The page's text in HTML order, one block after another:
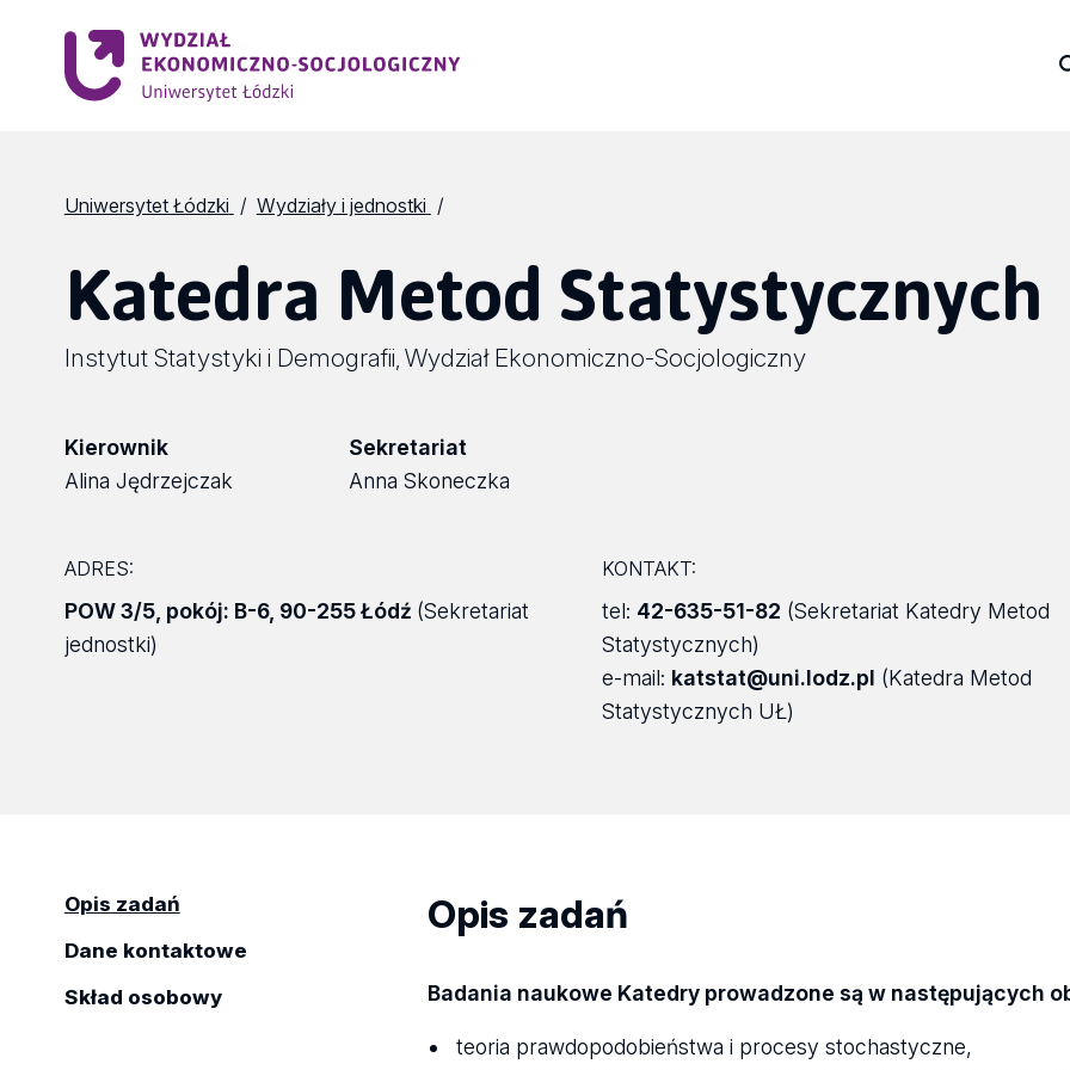
Uniwersytet Łódzki Wydziały i jednostki
Katedra Metod Statystycznych
Instytut Statystyki i Demografii Wydział Ekonomiczno-Socjologiczny
Kierownik
Alina Jędrzejczak
Sekretariat
Anna Skoneczka
ADRES:
POW 3/5, pokój: B-6, 90-255 Łódź (Sekretariat
jednostki)
KONTAKT:
tel: 42-635-51-82 (Sekretariat Katedry Metod
Statystycznych)
e-mail: katstat@uni.lodz.pl (Katedra Metod
Statystycznych UŁ)
Opis zadań
Dane kontaktowe
Skład osobowy
Opis zadań
Badania naukowe Katedry prowadzone są w następujących
teoria prawdopodobieństwa i procesy stochastyczne,